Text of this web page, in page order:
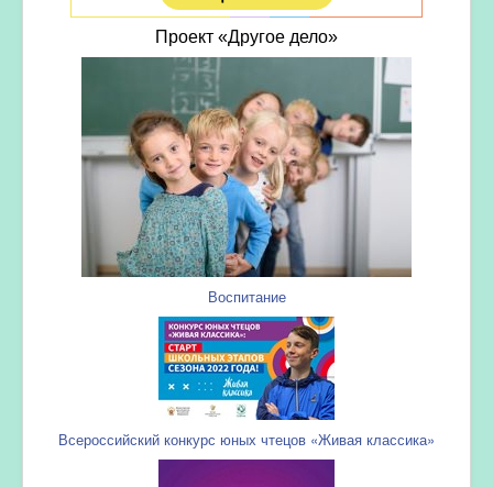
Проект «Другое дело»
Воспитание
Всероссийский конкурс юных чтецов «Живая классика»